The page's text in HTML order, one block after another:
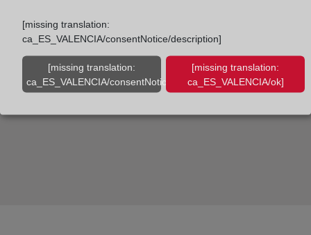
[missing translation:
ca_ES_VALENCIA/consentNotice/description]
[missing translation:
ca_ES_VALENCIA/consentNotice/learnMore]
[missing translation:
ca_ES_VALENCIA/ok]